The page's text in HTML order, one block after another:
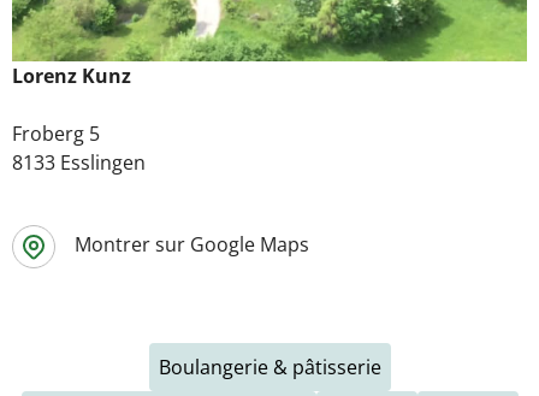
Lorenz Kunz
Froberg 5
8133 Esslingen
Montrer sur Google Maps
Boulangerie & pâtisserie